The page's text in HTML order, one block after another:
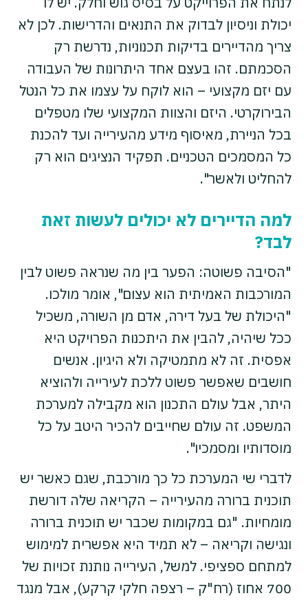
יכולת וניסיון לבדוק את התנאים והדרישות. לכן לא
צריך מהדיירים בדיקות תכנוניות, נדרשת רק
הסכמתם. זהו בעצם אחד היתרונות של העבודה
עם יזם מקצועי – הוא לוקח על עצמו את כל הנטל
הבירוקרטי. היזם והצוות המקצועי שלו מטפלים
בכל הניירת, מאיסוף מידע מהעירייה ועד להכנת
כל המסמכים הטכניים. תפקיד הנציגים הוא רק
להחליט ולאשר".
למה הדיירים לא יכולים לעשות זאת
לבד?
"הסיבה פשוטה: הפער בין מה שנראה פשוט לבין
המורכבות האמיתית הוא עצום", אומר מולכו.
"היכולת של בעל דירה, אדם מן השורה, משכיל
ככל שיהיה, להבין את היתכנות הפרויקט היא
אפסית. זה לא מתמטיקה ולא היגיון. אנשים
חושבים שאפשר פשוט ללכת לעירייה ולהוציא
היתר, אבל עולם התכנון הוא מקבילה למערכת
המשפט. זה עולם שחייבים להכיר היטב על כל
מוסדותיו ומסמכיו".
לדברי שי המערכת כל כך מורכבת, שגם כאשר יש
תוכנית ברורה מהעירייה – הקריאה שלה דורשת
מומחיות. "גם במקומות שכבר יש תוכנית ברורה
ונגישה וקריאה – לא תמיד היא אפשרית למימוש
למתחם ספציפי. למשל, העירייה נותנת זכויות של
700 אחוז (רח"ק – רצפה חלקי קרקע), אבל מנגד